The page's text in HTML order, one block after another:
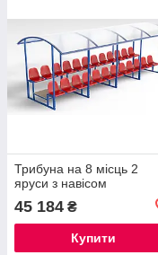
Трибуна на 8 місць 2
яруси з навісом
45 184 ₴
Купити